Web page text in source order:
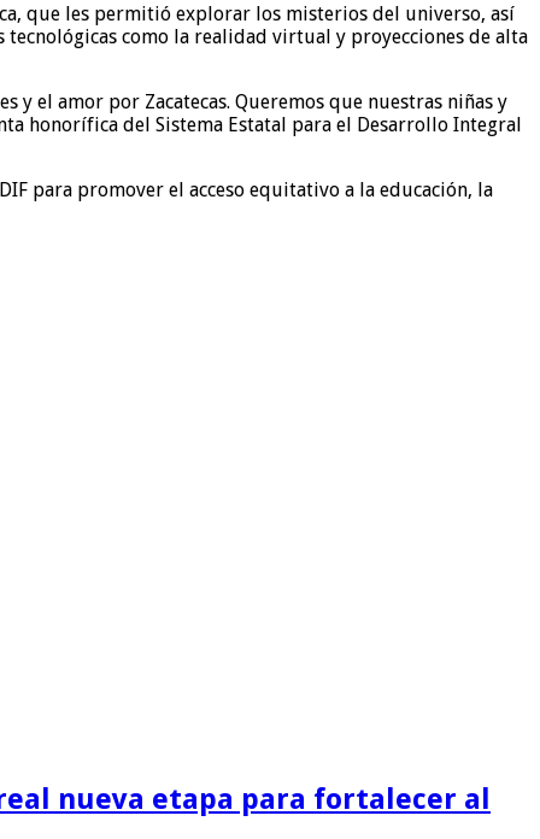
que les permitió explorar los misterios del universo, así
como la realidad virtual y proyecciones de alta
y el amor por Zacatecas. Queremos que nuestras niñas y
honorífica del Sistema Estatal para el Desarrollo Integral
para promover el acceso equitativo a la educación, la
nueva etapa para fortalecer al